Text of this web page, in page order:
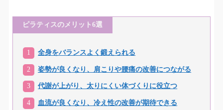
ているか
3.
巣鴨でおすすめのピラティススタジオ6選
1.CLUB PILATES（クラブピラティス） 巣鴨店
ピラティスのメリット6選
全身をバランスよく鍛えられる
姿勢が良くなり、肩こりや腰痛の改善につながる
代謝が上がり、太りにくい体づくりに役立つ
血流が良くなり、冷え性の改善が期待できる